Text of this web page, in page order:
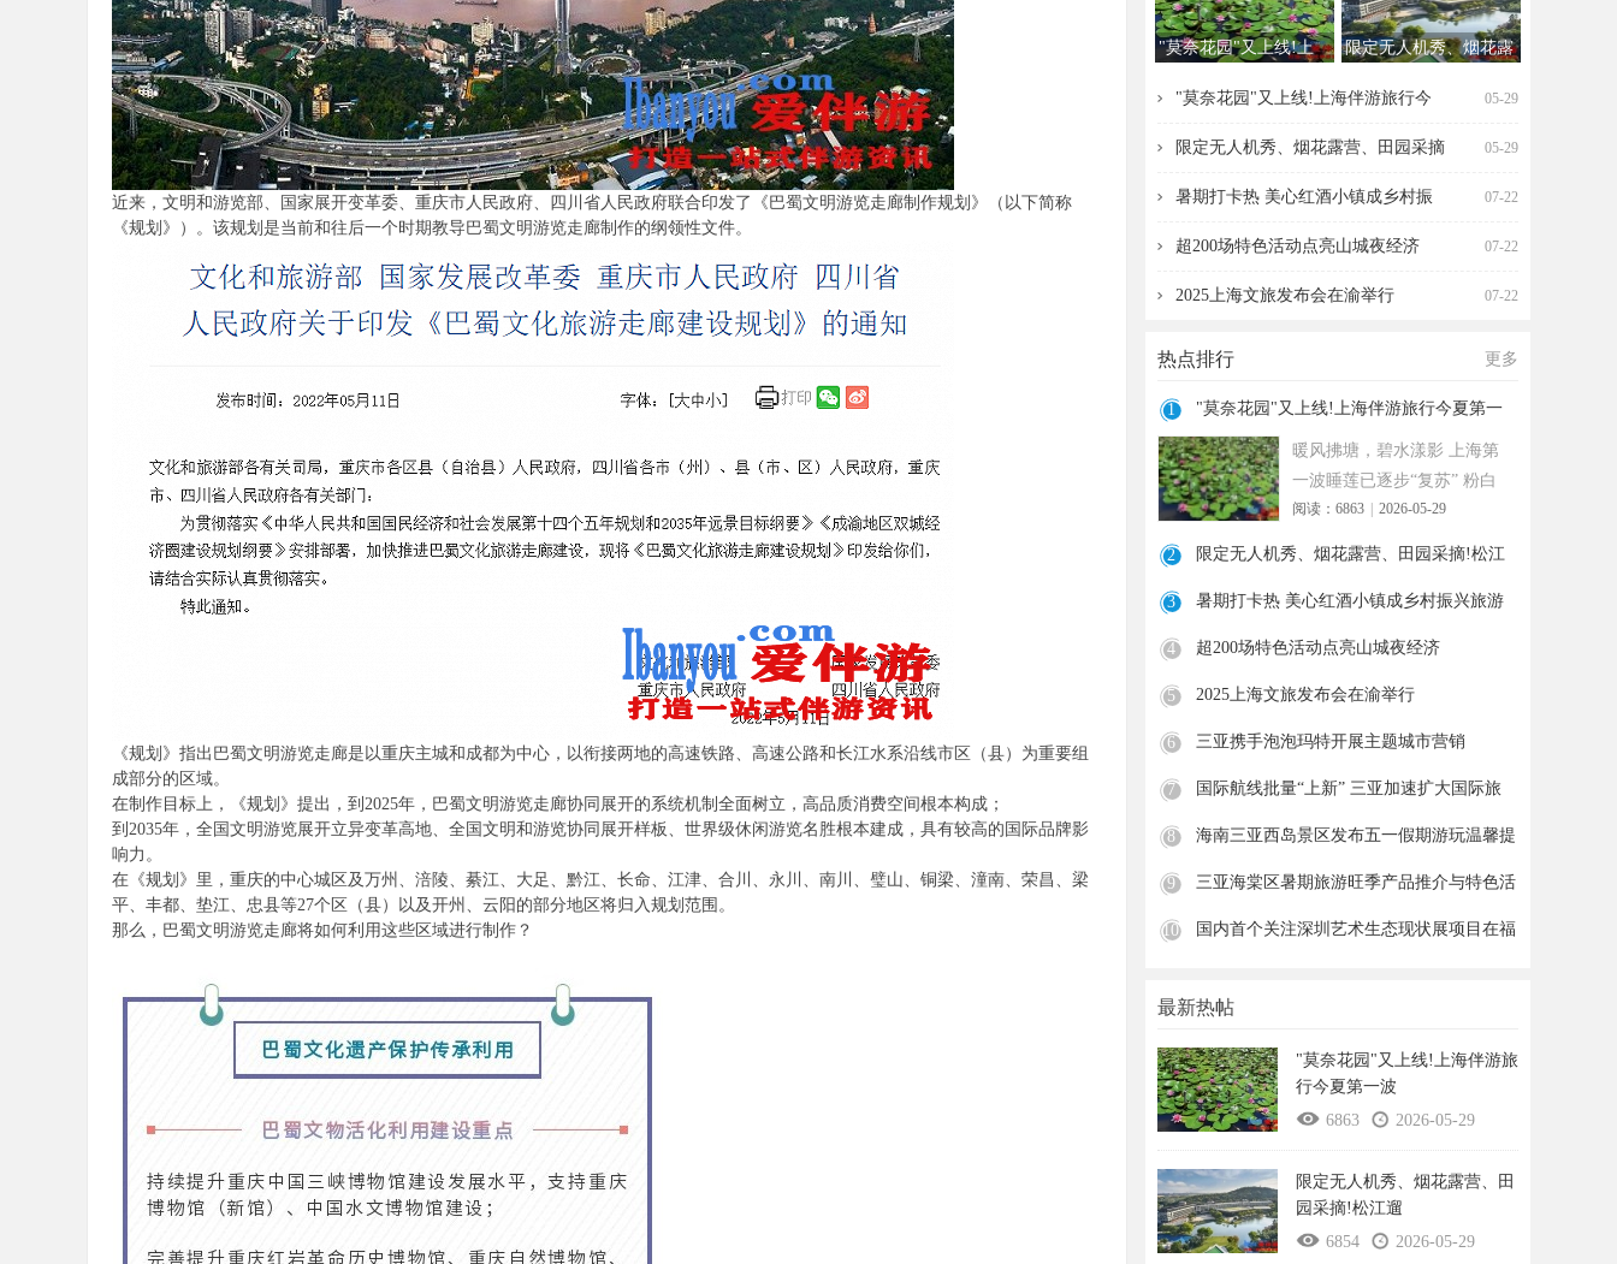
近来，文明和游览部、国家展开变革委、重庆市人民政府、四川省人民政府联合印发了《巴蜀文明游览走廊制作规划》（以下简称
《规划》）。该规划是当前和往后一个时期教导巴蜀文明游览走廊制作的纲领性文件。
《规划》指出巴蜀文明游览走廊是以重庆主城和成都为中心，以衔接两地的高速铁路、高速公路和长江水系沿线市区（县）为重要组
成部分的区域。
在制作目标上，《规划》提出，到2025年，巴蜀文明游览走廊协同展开的系统机制全面树立，高品质消费空间根本构成；
到2035年，全国文明游览展开立异变革高地、全国文明和游览协同展开样板、世界级休闲游览名胜根本建成，具有较高的国际品牌影
响力。
在《规划》里，重庆的中心城区及万州、涪陵、綦江、大足、黔江、长命、江津、合川、永川、南川、璧山、铜梁、潼南、荣昌、梁
平、丰都、垫江、忠县等27个区（县）以及开州、云阳的部分地区将归入规划范围。
那么，巴蜀文明游览走廊将如何利用这些区域进行制作？
"莫奈花园"又上线!上
限定无人机秀、烟花露
"莫奈花园"又上线!上海伴游旅行今
05-29
限定无人机秀、烟花露营、田园采摘 05-29
暑期打卡热 美心红酒小镇成乡村振 07-22
超200场特色活动点亮山城夜经济 07-22
2025上海文旅发布会在渝举行 07-22
热点排行 更多
1
"莫奈花园"又上线!上海伴游旅行今夏第一
波
暖风拂塘，碧水漾影 上海第
一波睡莲已逐步“复苏” 粉白
嫣红的花朵浮于水面 趁花期
正
阅读：6863 2026-05-29
2
限定无人机秀、烟花露营、田园采摘!松江
3
暑期打卡热 美心红酒小镇成乡村振兴旅游
4
超200场特色活动点亮山城夜经济
5 2025上海文旅发布会在渝举行
6 三亚携手泡泡玛特开展主题城市营销
7 国际航线批量“上新” 三亚加速扩大国际旅
8
海南三亚西岛景区发布五一假期游玩温馨提
9
三亚海棠区暑期旅游旺季产品推介与特色活
10
国内首个关注深圳艺术生态现状展项目在福
最新热帖
"莫奈花园"又上线!上海伴游旅
行今夏第一波
6863
2026-05-29
限定无人机秀、烟花露营、田
园采摘!松江遛
6854
2026-05-29